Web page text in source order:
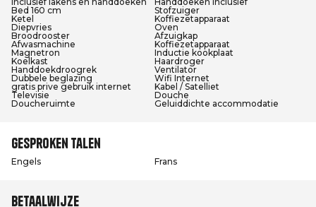
Bed 160 cm
Stofzuiger
Ketel
Koffiezetapparaat
Diepvries
Oven
Broodrooster
Afzuigkap
Afwasmachine
Koffiezetapparaat
Magnetron
Inductie kookplaat
Koelkast
Haardroger
Handdoekdroogrek
Ventilator
Dubbele beglazing
Wifi Internet
gratis prive gebruik internet
Kabel / Satelliet
Televisie
Douche
Doucheruimte
Geluiddichte accommodatie
Gesproken talen
Engels Frans
Betaalwijze